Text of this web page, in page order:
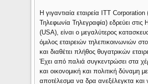
Η γιγαντιαία εταιρεία ITT Corporation
Τηλεφωνία Τηλεγραφία) εδρεύει στις
(USA), είναι ο μεγαλύτερος
όμιλος εταιρειών τηλεπικοινωνιών
και διαθέτει πλήθος θυγατρικών
Έχει από παλιά συγκεντρώσει στα
και οικονομική και πολιτική δύναμη με
αποτέλεσμα να δρα ανεξέλεγκτα και